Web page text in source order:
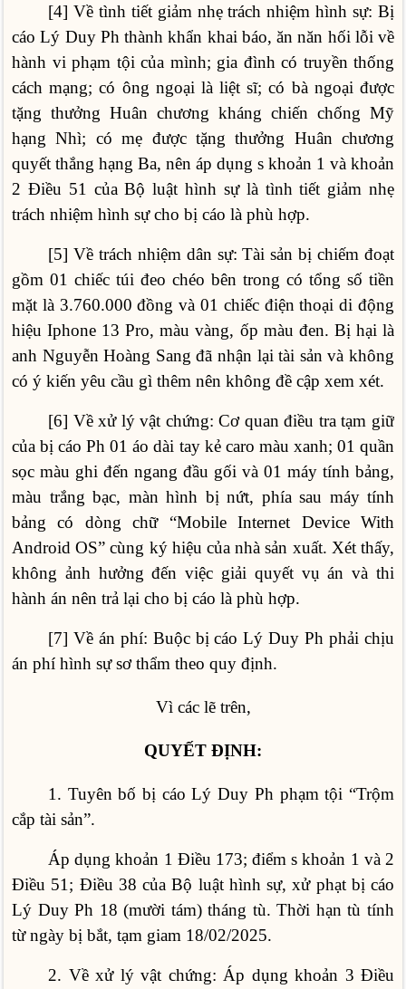
[4] Về tình tiết giảm nhẹ trách nhiệm hình sự: Bị
cáo Lý Duy Ph thành khẩn khai báo, ăn năn hối lỗi về
hành vi phạm tội của mình; gia đình có truyền thống
cách mạng; có ông ngoại là liệt sĩ; có bà ngoại được
tặng thưởng Huân chương kháng chiến chống Mỹ
hạng Nhì; có mẹ được tặng thưởng Huân chương
quyết thắng hạng Ba, nên áp dụng s khoản 1 và khoản
2 Điều 51 của Bộ luật hình sự là tình tiết giảm nhẹ
trách nhiệm hình sự cho bị cáo là phù hợp.
[5] Về trách nhiệm dân sự: Tài sản bị chiếm đoạt
gồm 01 chiếc túi đeo chéo bên trong có tổng số tiền
mặt là 3.760.000 đồng và 01 chiếc điện thoại di động
hiệu Iphone 13 Pro, màu vàng, ốp màu đen. Bị hại là
anh Nguyễn Hoàng Sang đã nhận lại tài sản và không
có ý kiến yêu cầu gì thêm nên không đề cập xem xét.
[6] Về xử lý vật chứng: Cơ quan điều tra tạm giữ
của bị cáo Ph 01 áo dài tay kẻ caro màu xanh; 01 quần
sọc màu ghi đến ngang đầu gối và 01 máy tính bảng,
màu trắng bạc, màn hình bị nứt, phía sau máy tính
bảng có dòng chữ “Mobile Internet Device With
Android OS” cùng ký hiệu của nhà sản xuất. Xét thấy,
không ảnh hưởng đến việc giải quyết vụ án và thi
hành án nên trả lại cho bị cáo là phù hợp.
[7] Về án phí: Buộc bị cáo Lý Duy Ph phải chịu
án phí hình sự sơ thẩm theo quy định.
Vì các lẽ trên,
QUYẾT ĐỊNH:
1. Tuyên bố bị cáo Lý Duy Ph phạm tội “Trộm
cắp tài sản”.
Áp dụng khoản 1 Điều 173; điểm s khoản 1 và 2
Điều 51; Điều 38 của Bộ luật hình sự, xử phạt bị cáo
Lý Duy Ph 18 (mười tám) tháng tù. Thời hạn tù tính
từ ngày bị bắt, tạm giam 18/02/2025.
2. Về xử lý vật chứng: Áp dụng khoản 3 Điều